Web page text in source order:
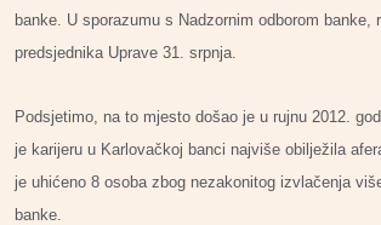
banke. U sporazumu s Nadzornim odborom banke,
predsjednika Uprave 31. srpnja.
Podsjetimo, na to mjesto došao je u rujnu 2012.
je karijeru u Karlovačkoj banci najviše obilježila
je uhićeno 8 osoba zbog nezakonitog izvlačenja
banke.